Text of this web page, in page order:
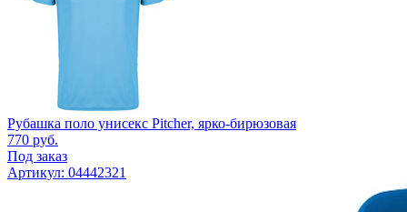
Рубашка поло унисекс Pitcher, ярко-бирюзовая
770 руб.
Под заказ
Артикул: 04442321